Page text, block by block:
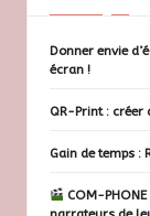
Donner envie
écran !
QR-Print : créer
Gain de temps :
COM-